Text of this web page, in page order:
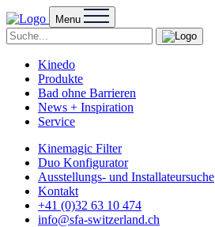
Menu
Kinedo
Produkte
Bad ohne Barrieren
News + Inspiration
Service
Kinemagic Filter
Duo Konfigurator
Ausstellungs- und Installateursuche
Kontakt
+41 (0)32 63 10 474
info@sfa-switzerland.ch